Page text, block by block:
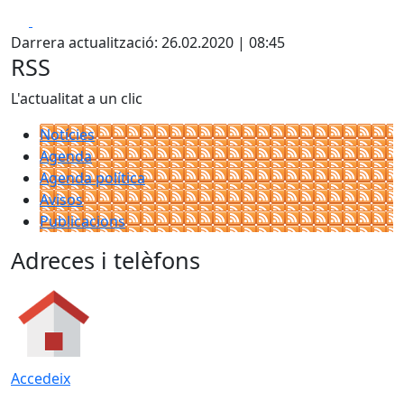
Darrera actualització: 26.02.2020 | 08:45
RSS
L'actualitat a un clic
Notícies
Agenda
Agenda política
Avisos
Publicacions
Adreces i telèfons
Accedeix